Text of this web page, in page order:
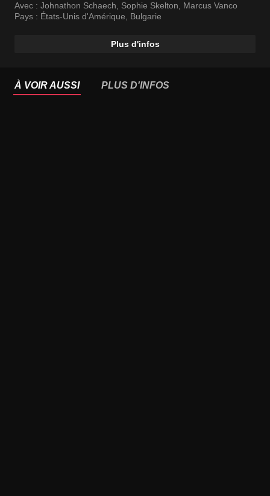
Avec : Johnathon Schaech Sophie Skelton
Marcus Vanco
Pays : États-Unis d'Amérique Bulgarie
Plus d'infos
À VOIR AUSSI PLUS D'INFOS